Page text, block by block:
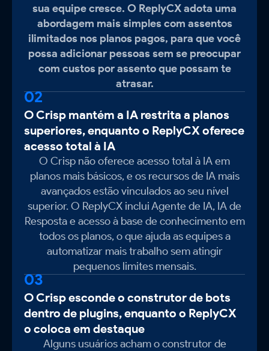
sua equipe cresce. O ReplyCX adota uma
abordagem mais simples com assentos
ilimitados nos planos pagos, para que você
possa adicionar pessoas sem se preocupar
com custos por assento que possam te
atrasar.
02
O Crisp mantém a IA restrita a planos
superiores, enquanto o ReplyCX oferece
acesso total à IA
O Crisp não oferece acesso total à IA em
planos mais básicos, e os recursos de IA mais
avançados estão vinculados ao seu nível
superior. O ReplyCX inclui Agente de IA, IA de
Resposta e acesso à base de conhecimento em
todos os planos, o que ajuda as equipes a
automatizar mais trabalho sem atingir
pequenos limites mensais.
03
O Crisp esconde o construtor de bots
dentro de plugins, enquanto o ReplyCX
o coloca em destaque
Alguns usuários acham o construtor de